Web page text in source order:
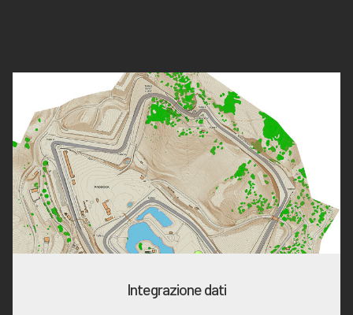
Integrazione dati